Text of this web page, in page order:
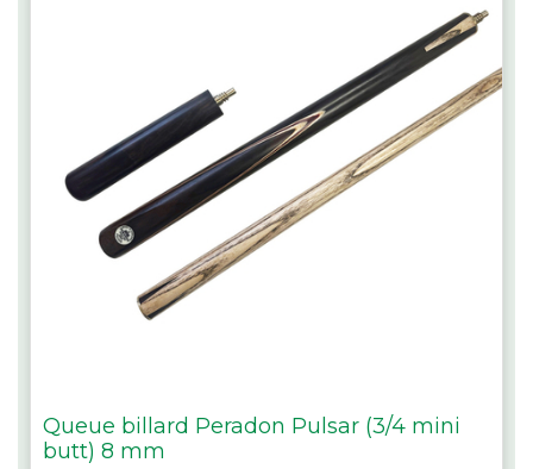
Queue billard Peradon Pulsar (3/4 mini
butt) 8 mm